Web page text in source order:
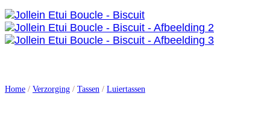
Home / Verzorging / Tassen / Luiertassen